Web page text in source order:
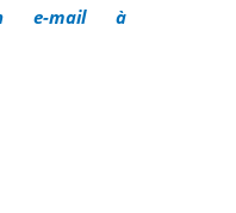
e-mail à